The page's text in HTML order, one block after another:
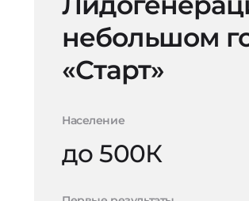
небольшом
«Старт»
Население
до 500К